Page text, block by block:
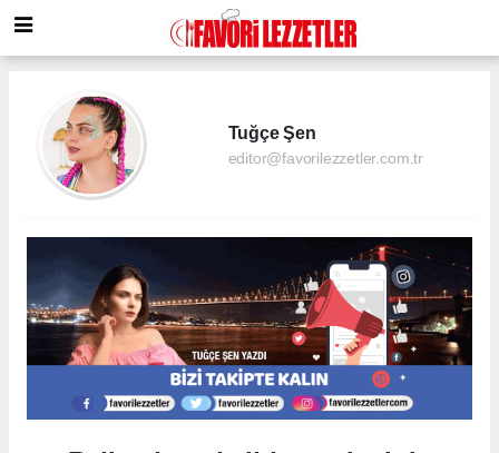
Tuğçe Şen
editor@favorilezzetler.com.tr